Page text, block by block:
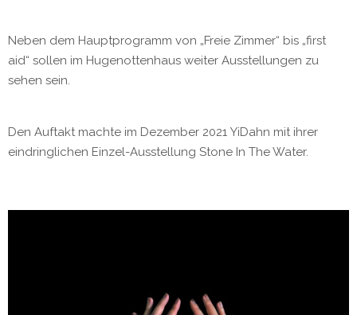
Neben dem Hauptprogramm von „Freie Zimmer“ bis „first
aid“ sollen im Hugenottenhaus weiter Ausstellungen zu
sehen sein.
Den Auftakt machte im Dezember 2021 YiDahn mit ihrer
eindringlichen Einzel-Ausstellung Stone In The Water.